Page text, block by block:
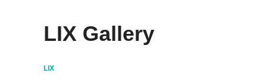
LIX Gallery
LIX